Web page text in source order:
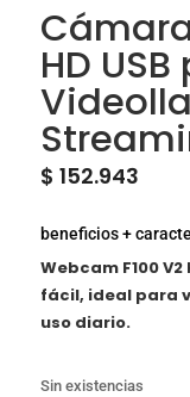
HD
$ 152.943
beneficios +
Webcam F100
fácil, ideal para
uso diario.
Sin existencias